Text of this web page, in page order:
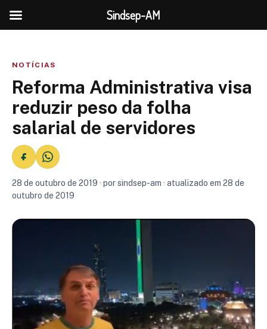
NOTÍCIAS
Reforma Administrativa visa
reduzir peso da folha
salarial de servidores
28 de outubro de 2019 · por sindsep-am · atualizado em 28 de
outubro de 2019
Sindsep-AM